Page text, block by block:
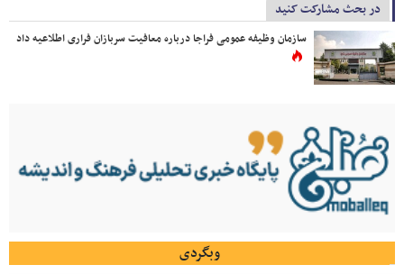
در بحث مشارکت کنید
سازمان وظیفه عمومی فراجا درباره معافیت سربازان فراری اطلاعیه داد
وبگردی